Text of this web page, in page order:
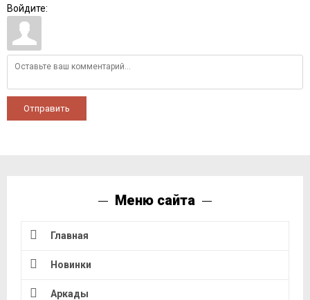
Войдите:
Отправить
Меню сайта
Главная
Новинки
Аркады